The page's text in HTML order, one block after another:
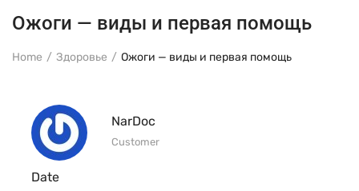
Ожоги — виды и первая помощь
Home Здоровье Ожоги — виды и первая помощь
NarDoc
Customer
Date